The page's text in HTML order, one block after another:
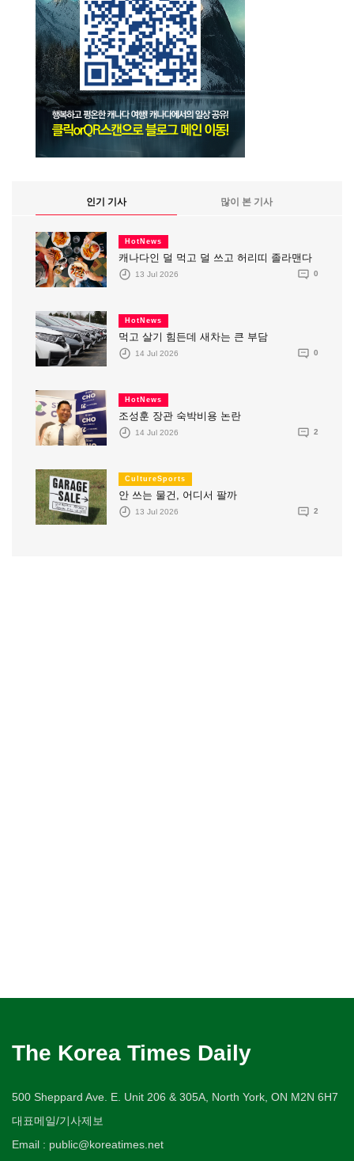
인기 기사 많이 본 기사
HotNews
캐나다인 덜 먹고 덜 쓰고 허리띠 졸라맨다
13 Jul 2026 0
HotNews
먹고 살기 힘든데 새차는 큰 부담
14 Jul 2026 0
HotNews
조성훈 장관 숙박비용 논란
14 Jul 2026 2
CultureSports
안 쓰는 물건, 어디서 팔까
13 Jul 2026 2
The Korea Times Daily
500 Sheppard Ave. E. Unit 206 & 305A, North York, ON M2N 6H7
대표메일/기사제보
Email : public@koreatimes.net